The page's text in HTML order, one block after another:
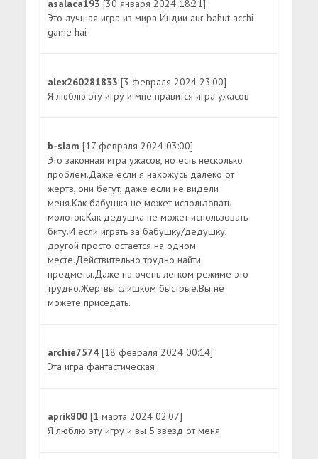
asalaca193[30 января 2024 18:21]
Это лучшая игра из мира Индии aur bahut acchi
game hai
alex260281833[3 февраля 2024 23:00]
Я люблю эту игру и мне нравится игра ужасов
b-slam[17 февраля 2024 03:00]
Это законная игра ужасов, но есть несколько
проблем.Даже если я нахожусь далеко от
жертв, они бегут, даже если не видели
меня.Как бабушка не может использовать
молоток.Как дедушка не может использовать
биту.И если играть за бабушку/дедушку,
другой просто остается на одном
месте.Действительно трудно найти
предметы.Даже на очень легком режиме это
трудно.Жертвы слишком быстрые.Вы не
можете приседать.
archie7574[18 февраля 2024 00:14]
Эта игра фантастическая
aprik800[1 марта 2024 02:07]
Я люблю эту игру и вы 5 звезд от меня